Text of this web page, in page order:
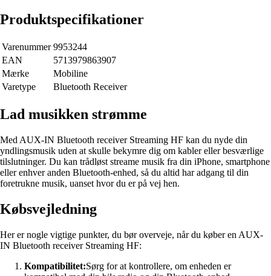
Produktspecifikationer
Varenummer 9953244
EAN
5713979863907
Mærke
Mobiline
Varetype
Bluetooth Receiver
Lad musikken strømme
Med AUX-IN Bluetooth receiver Streaming HF kan du nyde din
yndlingsmusik uden at skulle bekymre dig om kabler eller besværlige
tilslutninger. Du kan trådløst streame musik fra din iPhone, smartphone
eller enhver anden Bluetooth-enhed, så du altid har adgang til din
foretrukne musik, uanset hvor du er på vej hen.
Købsvejledning
Her er nogle vigtige punkter, du bør overveje, når du køber en AUX-
IN Bluetooth receiver Streaming HF:
Kompatibilitet:Sørg for at kontrollere, om enheden er